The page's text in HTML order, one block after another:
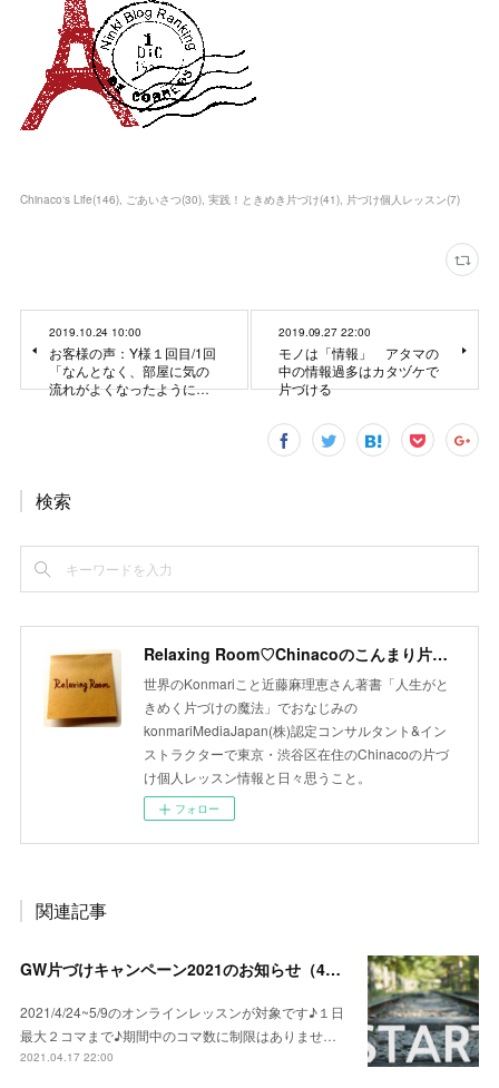
Chinaco‘s Life(146) ごあいさつ(30) 実践！ときめき片づけ(41) 片づけ個人レッスン(7)
2019.10.24 10:00
お客様の声：Y様１回目/1回
「なんとなく、部屋に気の
流れがよくなったように…
2019.09.27 22:00
モノは「情報」 アタマの
中の情報過多はカタヅケで
片づける
検索
Relaxing Room♡Chinacoのこんまり片づけLesson
世界のKonmariこと近藤麻理恵さん著書「人生がと
きめく片づけの魔法」でおなじみの
konmariMediaJapan(株)認定コンサルタント&イン
ストラクターで東京・渋谷区在住のChinacoの片づ
け個人レッスン情報と日々思うこと。
フォロー
関連記事
GW片づけキャンペーン2021のお知らせ（4/24~5/9）
2021/4/24~5/9のオンラインレッスンが対象です♪１日
最大２コマまで♪期間中のコマ数に制限はありませ…
2021.04.17 22:00